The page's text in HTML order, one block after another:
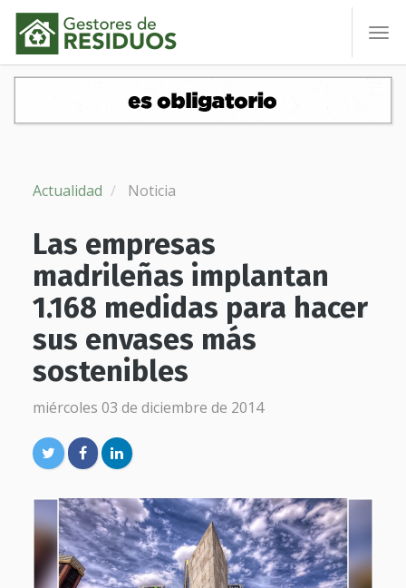
Actualidad Noticia
Las empresas
madrileñas implantan
1.168 medidas para hacer
sus envases más
sostenibles
miércoles 03 de diciembre de 2014